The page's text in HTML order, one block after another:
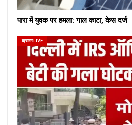
पारा में युवक पर हमला: गाल काटा, केस दर्ज
क्राइम LIVE